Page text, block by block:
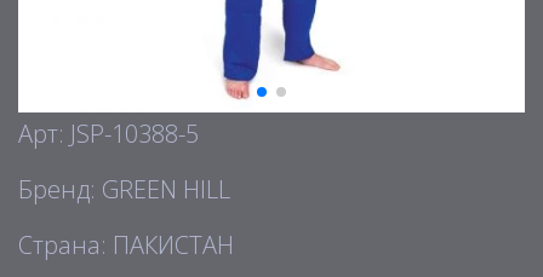
Арт: JSP-10388-5
Бренд: GREEN HILL
Страна: ПАКИСТАН